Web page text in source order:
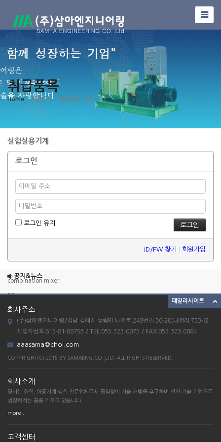
취급품목
Home / 취급품목 / 실험실용기계
실험실용기계
로그인
로그인 유지
ID/PW 찾기 회원가입
공지&뉴스
combination mixer
39
38
37
38
37
패밀리사이트
회사주소
(주)삼아엔지니어링/경남 김해시 생림면 나전로 249번길 30-20(나전리 753-6)
사업자번호:615-81-86793 / TEL:055.323.0075 / FAX:055.323.0084
aaasama@chol.com
COPYRIGHT(C) 2015 BY SAMAENG.CO.,LTD. ALL RIGHTS RESERVED.
회사소개
당사는 화학, 화공기계 생산 전문업체로서 끊임없이 기술 개발을 추구하며 선진 기술 기업으로
성장하려는 꿈을 키우고 있습니다.
more...
고객센터